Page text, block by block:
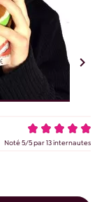

Noté5/5par13internautes